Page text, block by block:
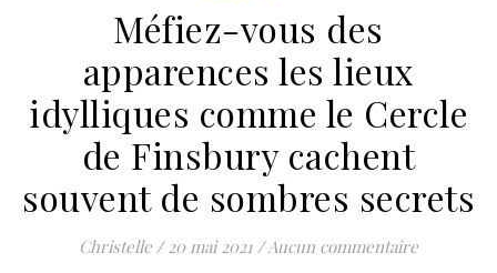
Méfiez-vous des
apparences les lieux
idylliques comme le Cercle
de Finsbury cachent
souvent de sombres secrets
Christelle / 20 mai 2021 /Aucun commentaire